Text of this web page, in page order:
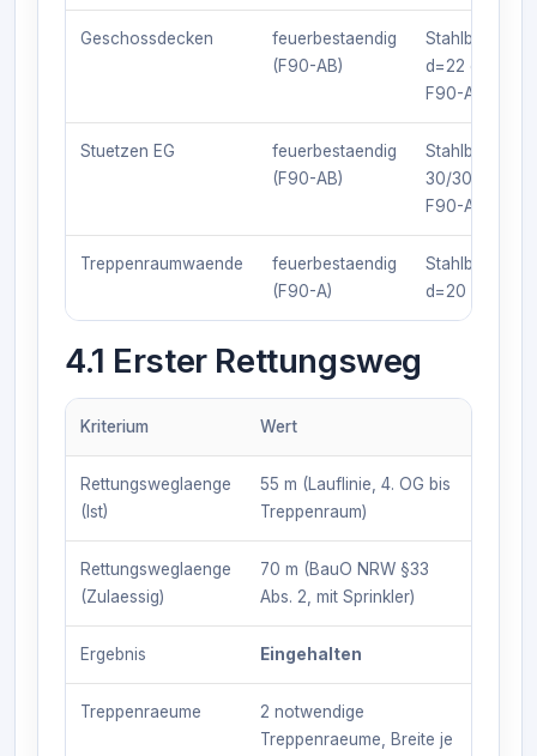
Geschossdecken
feuerbestaendig
(F90-AB)
Stahlbeton
d=22 cm,
F90-A
Stuetzen EG
feuerbestaendig
(F90-AB)
Stahlbeton
30/30 cm,
F90-A
Treppenraumwaende
feuerbestaendig
(F90-A)
Stahlbeton
d=20 cm
4.1 Erster Rettungsweg
Kriterium Wert
Rettungsweglaenge
(Ist)
55 m (Lauflinie, 4. OG bis
Treppenraum)
Rettungsweglaenge
(Zulaessig)
70 m (BauO NRW §33
Abs. 2, mit Sprinkler)
Ergebnis Eingehalten
Treppenraeume
2 notwendige
Treppenraeume, Breite je